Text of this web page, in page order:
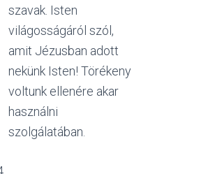
szavak. Isten
világosságáról szól,
amit Jézusban adott
nekünk Isten! Törékeny
voltunk ellenére akar
használni
szolgálatában.